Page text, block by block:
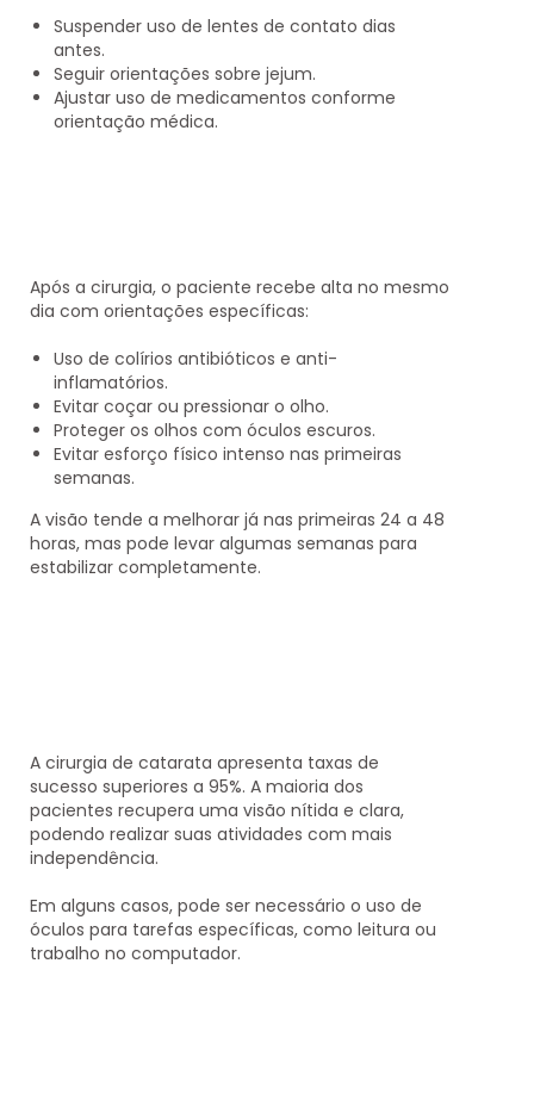
Suspender uso de lentes de contato dias
antes.
Seguir orientações sobre jejum.
Ajustar uso de medicamentos conforme
orientação médica.
Após a cirurgia, o paciente recebe alta no mesmo
dia com orientações específicas:
Uso de colírios antibióticos e anti-
inflamatórios.
Evitar coçar ou pressionar o olho.
Proteger os olhos com óculos escuros.
Evitar esforço físico intenso nas primeiras
semanas.
A visão tende a melhorar já nas primeiras 24 a 48
horas, mas pode levar algumas semanas para
estabilizar completamente.
A cirurgia de catarata apresenta taxas de
sucesso superiores a 95%. A maioria dos
pacientes recupera uma visão nítida e clara,
podendo realizar suas atividades com mais
independência.
Em alguns casos, pode ser necessário o uso de
óculos para tarefas específicas, como leitura ou
trabalho no computador.